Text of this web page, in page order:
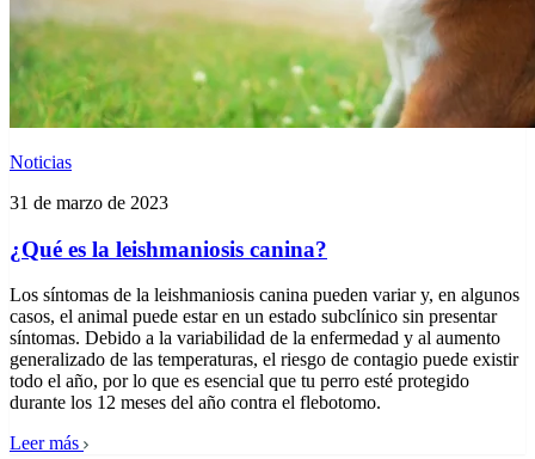
Noticias
31 de marzo de 2023
¿Qué es la leishmaniosis canina?
Los síntomas de la leishmaniosis canina pueden variar y, en algunos
casos, el animal puede estar en un estado subclínico sin presentar
síntomas. Debido a la variabilidad de la enfermedad y al aumento
generalizado de las temperaturas, el riesgo de contagio puede existir
todo el año, por lo que es esencial que tu perro esté protegido
durante los 12 meses del año contra el flebotomo.
Leer más